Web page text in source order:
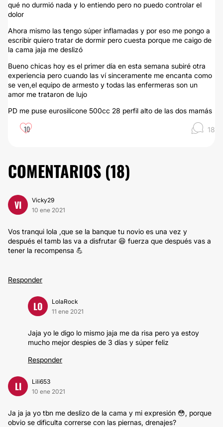
qué no durmió nada y lo entiendo pero no puedo controlar el
dolor
Ahora mismo las tengo súper inflamadas y por eso me pongo a
escribir quiero tratar de dormir pero cuesta porque me caigo de
la cama jaja me deslizó
Bueno chicas hoy es el primer día en esta semana subiré otra
experiencia pero cuando las ví sinceramente me encanta como
se ven,el equipo de armesto y todas las enfermeras son un
amor me trataron de lujo
PD me puse eurosilicone 500cc 28 perfil alto de las dos mamás
10 18
COMENTARIOS (18)
VI
Vicky29
10 ene 2021
Vos tranqui lola ,que se la banque tu novio es una vez y
después el tamb las va a disfrutar 😆 fuerza que después vas a
tener la recompensa 💪
Responder
LO
LolaRock
11 ene 2021
Jaja yo le digo lo mismo jaja me da risa pero ya estoy
mucho mejor despies de 3 días y súper feliz
Responder
LI
Lili653
10 ene 2021
Ja ja ja yo tbn me deslizo de la cama y mi expresión 😳, porque
obvio se dificulta correrse con las piernas, drenajes?